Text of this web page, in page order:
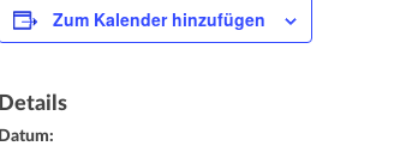
Zum Kalender hinzufügen
Details
Datum: